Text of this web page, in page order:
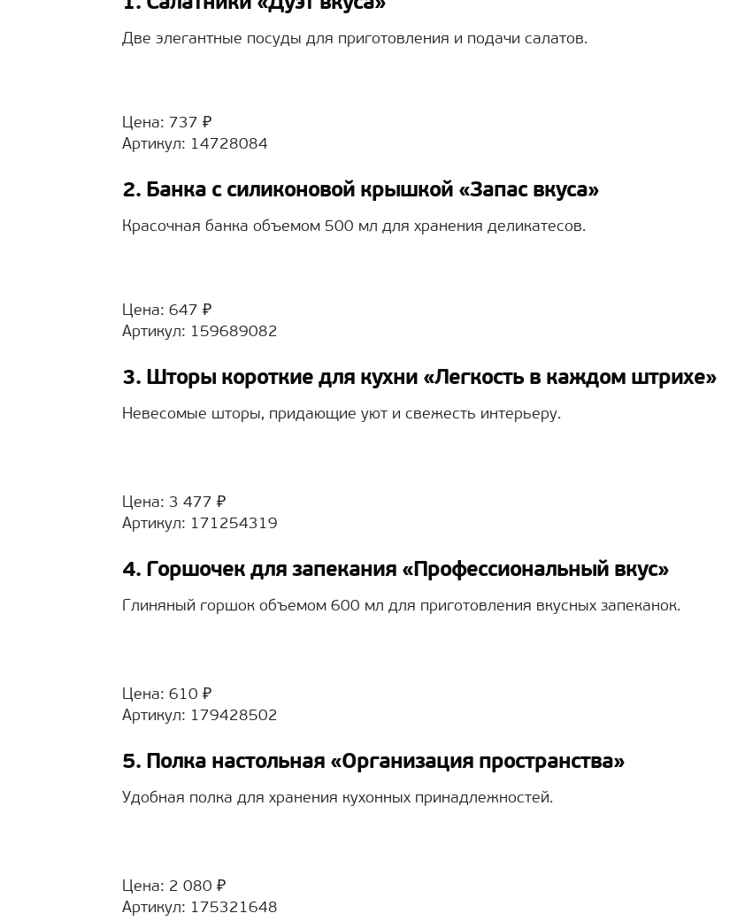
Две элегантные посуды для приготовления и подачи салатов.
Цена: 737 ₽
Артикул: 14728084
2. Банка с силиконовой крышкой «Запас вкуса»
Красочная банка объемом 500 мл для хранения деликатесов.
Цена: 647 ₽
Артикул: 159689082
3. Шторы короткие для кухни «Легкость в каждом штрихе»
Невесомые шторы, придающие уют и свежесть интерьеру.
Цена: 3 477 ₽
Артикул: 171254319
4. Горшочек для запекания «Профессиональный вкус»
Глиняный горшок объемом 600 мл для приготовления вкусных запеканок.
Цена: 610 ₽
Артикул: 179428502
5. Полка настольная «Организация пространства»
Удобная полка для хранения кухонных принадлежностей.
Цена: 2 080 ₽
Артикул: 175321648